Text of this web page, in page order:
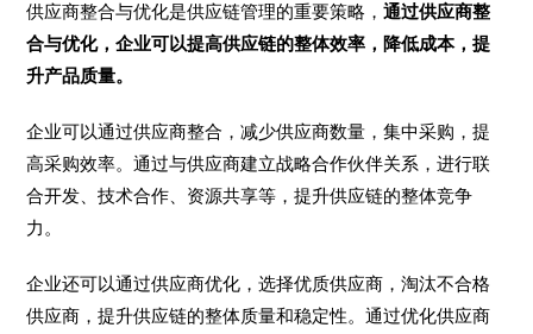
供应商整合与优化是供应链管理的重要策略，通过供应商整
合与优化，企业可以提高供应链的整体效率，降低成本，提
升产品质量。
企业可以通过供应商整合，减少供应商数量，集中采购，提
高采购效率。通过与供应商建立战略合作伙伴关系，进行联
合开发、技术合作、资源共享等，提升供应链的整体竞争
力。
企业还可以通过供应商优化，选择优质供应商，淘汰不合格
供应商，提升供应链的整体质量和稳定性。通过优化供应商